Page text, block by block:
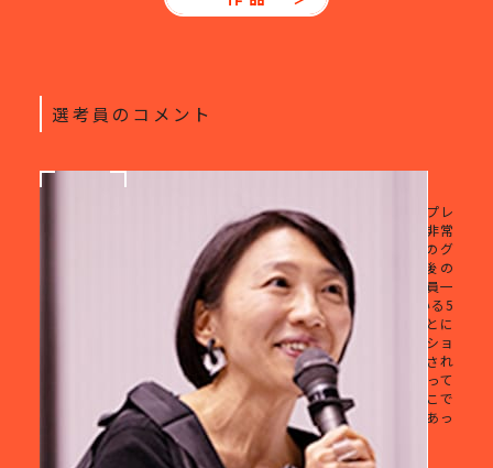
選考員のコメント
グランプリ選考会に臨まれた皆さん、素敵なプレ
ゼンテーションをありがとうございました。非常
に難しい選考で、また、第2回GRAPHGATEのグ
ランプリがどのような方になるかは今後の
GRAPHGATEにとっても大切なため、選考委員一
同とても悩みました。今回、ここに立っている5
人のほかにも、多くの方に応募いただいたことに
感謝しています。GRAPHGATEはコンペティショ
ンですのでグランプリが決定しますが、応募され
た全員が今後も作品制作を続けてほしいと思って
います。応募するプロセス自体を楽しみ、そこで
成長する。今後もそのようなGRAPHGATEであっ
てほしいと願っています。